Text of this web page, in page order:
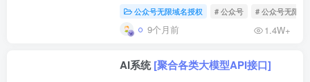
限制问题]
公众号无限域名授权 # 公众号 # 公众号无限域
9个月前 1.4W+
AI系统[聚合各类大模型API接口]